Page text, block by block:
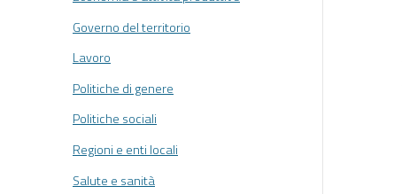
Governo del territorio
Lavoro
Politiche di genere
Politiche sociali
Regioni e enti locali
Salute e sanità